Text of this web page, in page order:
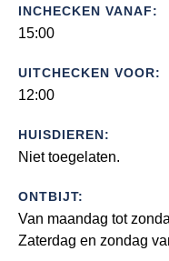
INCHECKEN VANAF:
15:00
UITCHECKEN VOOR:
12:00
HUISDIEREN:
Niet toegelaten.
ONTBIJT:
Van maandag tot
Zaterdag en zondag